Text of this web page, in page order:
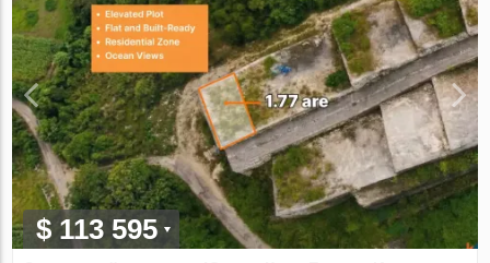
$ 113 595